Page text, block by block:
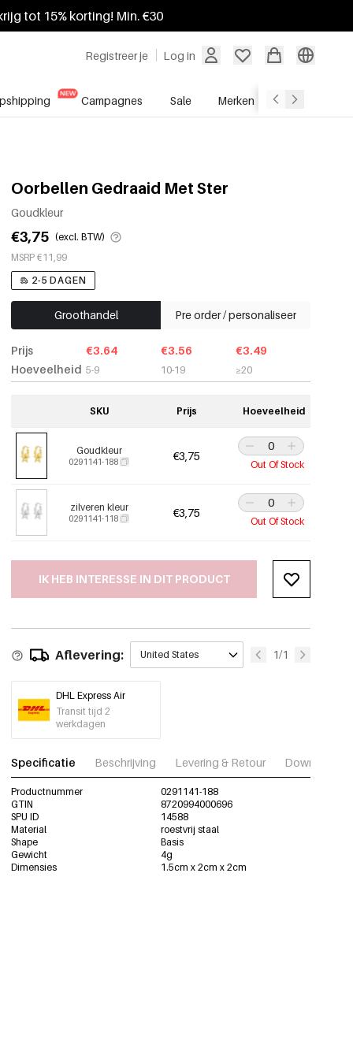
tot 15% korting! Min. €30
Registreer je Log in
Campagnes Sale Merken
Oorbellen Gedraaid Met Ster
Goudkleur
€3,75 (excl. BTW)
MSRP €11,99
2-5 DAGEN
Groothandel Pre order / personaliseer
Prijs
Hoeveelheid
€3.64
5-9
€3.56
10-19
€3.49
≥20
SKU Prijs Hoeveelheid
Goudkleur
0291141-188 €3,75
Out Of Stock
zilveren kleur
0291141-118 €3,75
Out Of Stock
IK HEB INTERESSE IN DIT PRODUCT
Aflevering: United States 1/1
DHL Express Air
Transit tijd 2
werkdagen
Specificatie Beschrijving Levering & Retour Download
Productnummer
0291141-188
GTIN
8720994000696
SPU ID
14588
Material
roestvrij staal
Shape
Basis
Gewicht
4g
Dimensies
1.5cm x 2cm x 2cm